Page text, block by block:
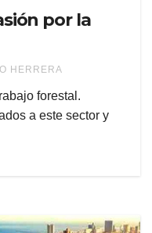
por la
HERRERA
forestal.
a este sector y